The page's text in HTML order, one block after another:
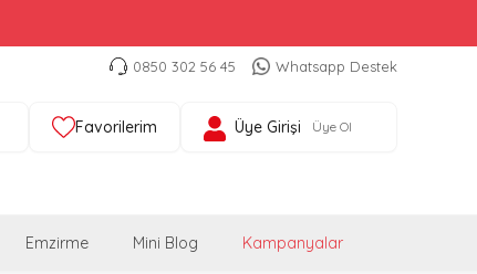
0850 302 56 45 Whatsapp Destek
Favorilerim Üye Girişi Üye Ol
Emzirme Mini Blog Kampanyalar